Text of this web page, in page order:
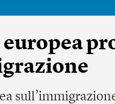
europea